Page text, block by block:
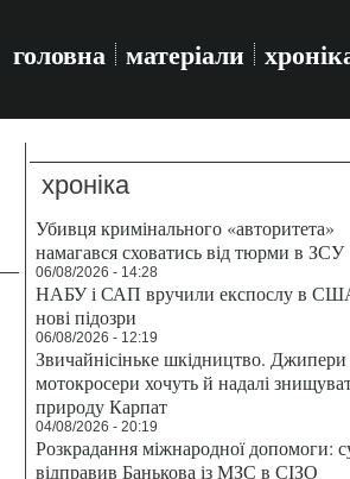
головна матеріали
хроніка
Убивця кримінального «авторитета»
намагався сховатись від тюрми в ЗСУ
06/08/2026 - 14:28
НАБУ і САП вручили експослу в
нові підозри
06/08/2026 - 12:19
Звичайнісіньке шкідництво. Джипери
мотокросери хочуть й надалі
природу Карпат
04/08/2026 - 20:19
Розкрадання міжнародної допомоги:
відправив Банькова із МЗС в СІЗО